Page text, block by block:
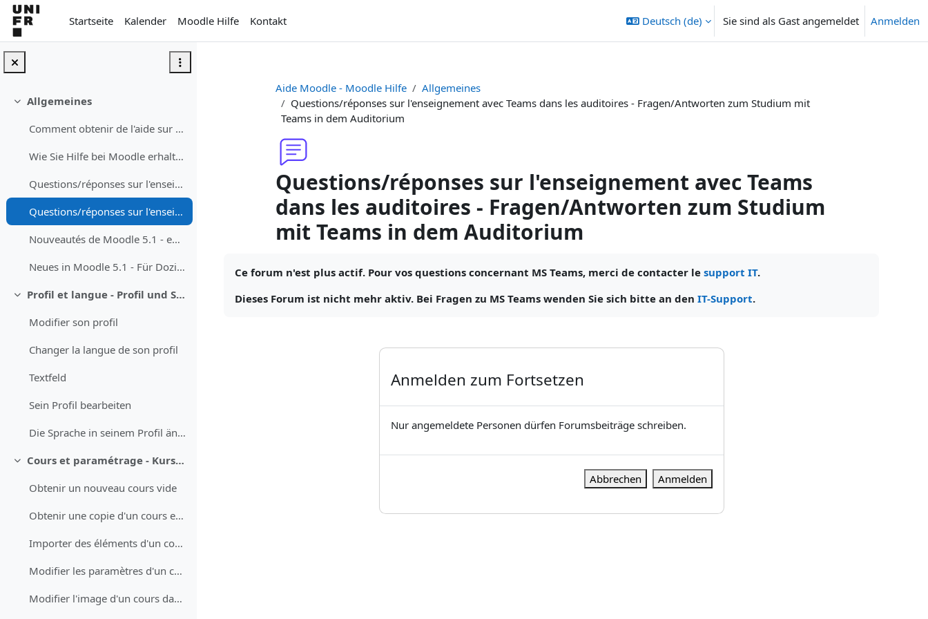
Zum Hauptinhalt
Startseite
Kalender Moodle Hilfe Kontakt Deutsch ‎(de)‎ Sie sind als Gast angemeldet Anmelden
Einklappen
Allgemeines
Comment obtenir de l'aide sur Moodle
Wie Sie Hilfe bei Moodle erhalten können
Questions/réponses sur l'enseignement avec Moodle - Fragen/Antworten zum Unterrichen mit Moodle
Questions/réponses sur l'enseignement avec Teams dans les auditoires - Fragen/Antworten zum Studium mit Teams in dem Auditorium
Nouveautés de Moodle 5.1 - enseignant·e
Neues in Moodle 5.1 - Für Dozierende
Einklappen
Profil et langue - Profil und Sprache
Modifier son profil
Changer la langue de son profil
Textfeld
Sein Profil bearbeiten
Die Sprache in seinem Profil ändern
Einklappen
Cours et paramétrage - Kurse und Einstellungen
Obtenir un nouveau cours vide
Obtenir une copie d'un cours existant
Importer des éléments d'un cours (test QCM, devoir, questions)
Modifier les paramètres d'un cours
Modifier l'image d'un cours dans le tableau de bord
Aide Moodle - Moodle Hilfe
Allgemeines
Questions/réponses sur l'enseignement avec Teams dans les auditoires - Fragen/Antworten zum Studium mit
Teams in dem Auditorium
Questions/réponses sur l'enseignement avec Teams
dans les auditoires - Fragen/Antworten zum Studium
mit Teams in dem Auditorium
Ce forum n'est plus actif. Pour vos questions concernant MS Teams, merci de contacter le support IT.
Dieses Forum ist nicht mehr aktiv. Bei Fragen zu MS Teams wenden Sie sich bitte an den IT-Support.
Anmelden zum Fortsetzen
Nur angemeldete Personen dürfen Forumsbeiträge schreiben.
Abbrechen Anmelden